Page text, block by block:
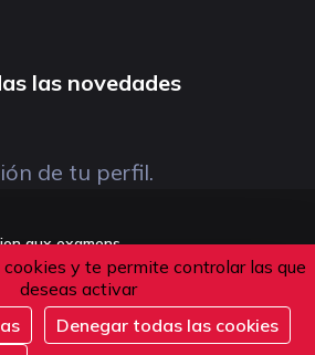
y te permite controlar las que
deseas activar
Denegar todas las cookies
las novedades
de tu perfil.
aux examens
de vente